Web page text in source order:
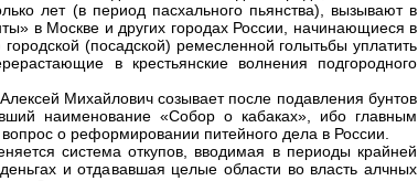
лет (в период пасхального пьянства), вызывают в
в Москве и других городах России, начинающиеся в
(посадской) ремесленной голытьбы уплатить
в крестьянские волнения подгородного
Михайлович созывает после подавления бунтов
наименование «Собор о кабаках», ибо главным
о реформировании питейного дела в России.
система откупов, вводимая в периоды крайней
и отдававшая целые области во власть алчных